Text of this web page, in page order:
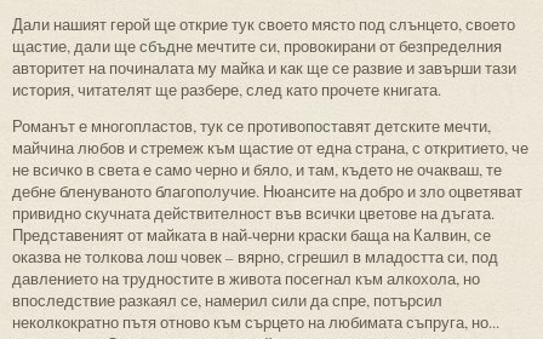
Дали нашият герой ще открие тук своето място под слънцето, своето
щастие, дали ще сбъдне мечтите си, провокирани от безпределния
авторитет на починалата му майка и как ще се развие и завърши тази
история, читателят ще разбере, след като прочете книгата.
Романът е многопластов, тук се противопоставят детските мечти,
майчина любов и стремеж към щастие от една страна, с откритието, че
не всичко в света е само черно и бяло, и там, където не очакваш, те
дебне бленуваното благополучие. Нюансите на добро и зло оцветяват
привидно скучната действителност във всички цветове на дъгата.
Представеният от майката в най-черни краски баща на Калвин, се
оказва не толкова лош човек – вярно, сгрешил в младостта си, под
давлението на трудностите в живота посегнал към алкохола, но
впоследствие разкаял се, намерил сили да спре, потърсил
неколкократно пътя отново към сърцето на любимата съпруга, но...